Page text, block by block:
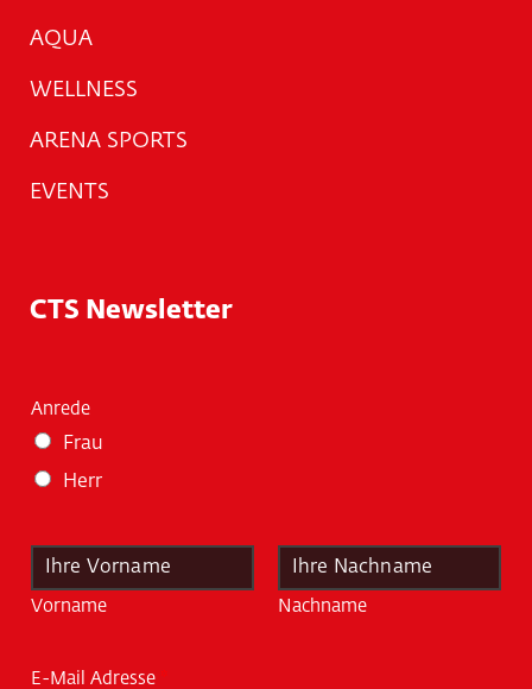
AQUA
WELLNESS
ARENA SPORTS
EVENTS
CTS Newsletter
Anrede
Frau
Herr
m
Vorname Nachname
E-Mail Adresse